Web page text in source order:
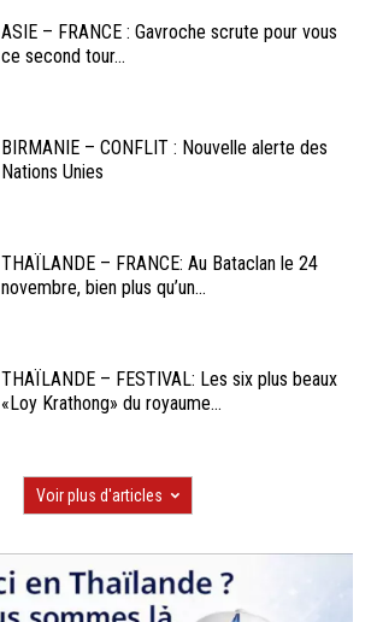
ASIE – FRANCE : Gavroche scrute pour vous
ce second tour...
BIRMANIE – CONFLIT : Nouvelle alerte des
Nations Unies
THAÏLANDE – FRANCE: Au Bataclan le 24
novembre, bien plus qu’un...
THAÏLANDE – FESTIVAL: Les six plus beaux
«Loy Krathong» du royaume...
Voir plus d'articles